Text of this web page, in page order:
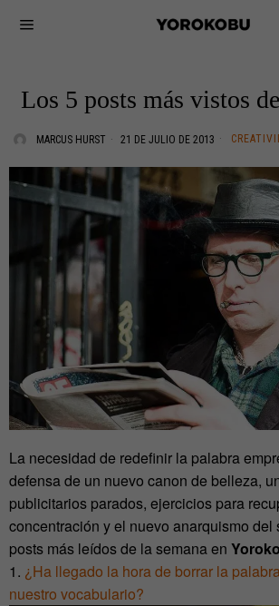
Los 5 posts más vistos
MARCUS HURST 21 DE JULIO DE 2013
La necesidad de redefinir la palabra
defensa de un nuevo canon de belleza,
publicitarios parados, ejercicios para
concentración y el nuevo anarquismo del
posts más leídos de la semana en
1. ¿Ha llegado la hora de borrar la
nuestro vocabulario?